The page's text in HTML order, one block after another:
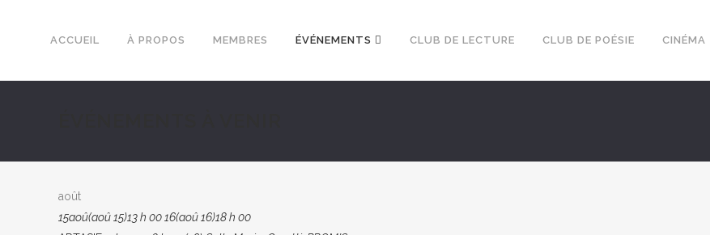
ACCUEIL À PROPOS MEMBRES ÉVÉNEMENTS CLUB DE LECTURE CLUB DE POÉSIE CINÉMA
août
15aoû(aoû 15)13 h 00 16(aoû 16)18 h 00